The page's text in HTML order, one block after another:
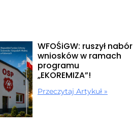
WFOŚiGW: ruszył nabór
wniosków w ramach
programu
„EKOREMIZA”!
Przeczytaj Artykuł »